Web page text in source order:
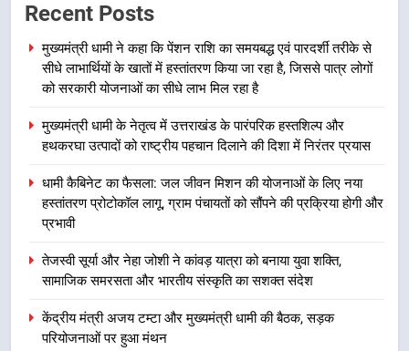
रहा है, जिससे पात्र लोगों को सरकारी
योजनाओं का सीधे लाभ मिल रहा है
उत्तराखंड
2
पारंपरिक हस्तशिल्प और हथकरघा उत्पादों
को राष्ट्रीय पहचान दिलाने की दिशा में
निरंतर प्रयास
उत्तराखंड
3
मिशन की योजनाओं के लिए नया हस्तांतरण
प्रोटोकॉल लागू, ग्राम पंचायतों को सौंपने
उत्तराखंड
4
Recent Posts
मुख्यमंत्री धामी ने कहा कि पेंशन राशि का समयबद्ध एवं पारदर्शी तरीके से
सीधे लाभार्थियों के खातों में हस्तांतरण किया जा रहा है, जिससे पात्र लोगों
को सरकारी योजनाओं का सीधे लाभ मिल रहा है
मुख्यमंत्री धामी के नेतृत्व में उत्तराखंड के पारंपरिक हस्तशिल्प और
हथकरघा उत्पादों को राष्ट्रीय पहचान दिलाने की दिशा में निरंतर प्रयास
धामी कैबिनेट का फैसला: जल जीवन मिशन की योजनाओं के लिए नया
हस्तांतरण प्रोटोकॉल लागू, ग्राम पंचायतों को सौंपने की प्रक्रिया होगी और
प्रभावी
तेजस्वी सूर्या और नेहा जोशी ने कांवड़ यात्रा को बनाया युवा शक्ति,
सामाजिक समरसता और भारतीय संस्कृति का सशक्त संदेश
केंद्रीय मंत्री अजय टम्टा और मुख्यमंत्री धामी की बैठक, सड़क
परियोजनाओं पर हुआ मंथन